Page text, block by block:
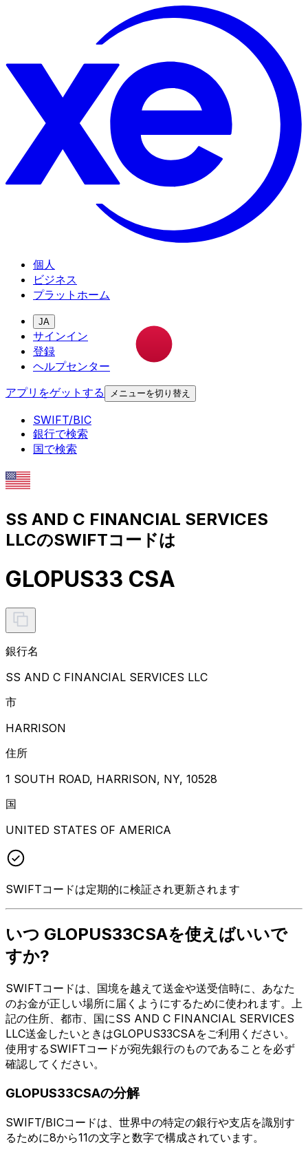
個人
ビジネス
プラットホーム
JA
サインイン
登録
ヘルプセンター
アプリをゲットする
メニューを切り替え
SWIFT/BIC
銀行で検索
国で検索
SS AND C FINANCIAL SERVICES
LLCのSWIFTコードは
GLOPUS33 CSA
銀行名
SS AND C FINANCIAL SERVICES LLC
市
HARRISON
住所
1 SOUTH ROAD, HARRISON, NY, 10528
国
UNITED STATES OF AMERICA
SWIFTコードは定期的に検証され更新されます
いつ GLOPUS33CSAを使えばいいで
すか?
SWIFTコードは、国境を越えて送金や送受信時に、あなた
のお金が正しい場所に届くようにするために使われます。上
記の住所、都市、国にSS AND C FINANCIAL SERVICES
LLC送金したいときはGLOPUS33CSAをご利用ください。
使用するSWIFTコードが宛先銀行のものであることを必ず
確認してください。
GLOPUS33CSAの分解
SWIFT/BICコードは、世界中の特定の銀行や支店を識別す
るために8から11の文字と数字で構成されています。